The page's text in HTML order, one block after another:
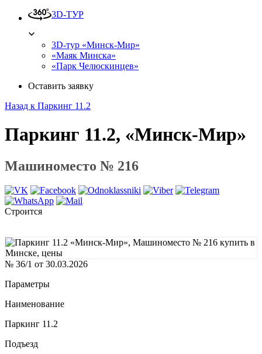
3D-ТУР
3D-тур «Минск-Мир»
«Маяк Минска»
«Парк Челюскинцев»
Оставить заявку
Назад к Паркинг 11.2
Паркинг 11.2, «Минск-Мир»
Машиноместо № 216
Строится
№ 36/1 от 30.03.2026
Параметры
Наименование
Паркинг 11.2
Подъезд